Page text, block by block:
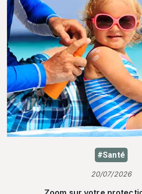
#Santé
20/07/2026